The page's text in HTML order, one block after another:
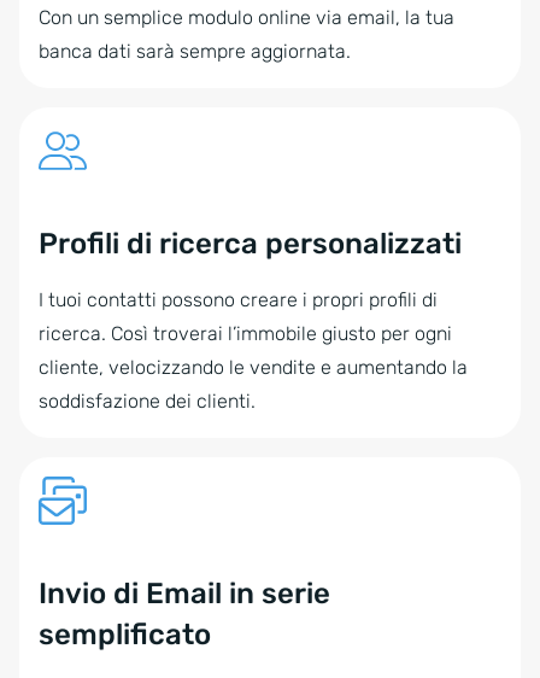
Con un semplice modulo online via email, la tua
banca dati sarà sempre aggiornata.
Profili di ricerca personalizzati
I tuoi contatti possono creare i propri profili di
ricerca. Così troverai l’immobile giusto per ogni
cliente, velocizzando le vendite e aumentando la
soddisfazione dei clienti.
Invio di Email in serie
semplificato